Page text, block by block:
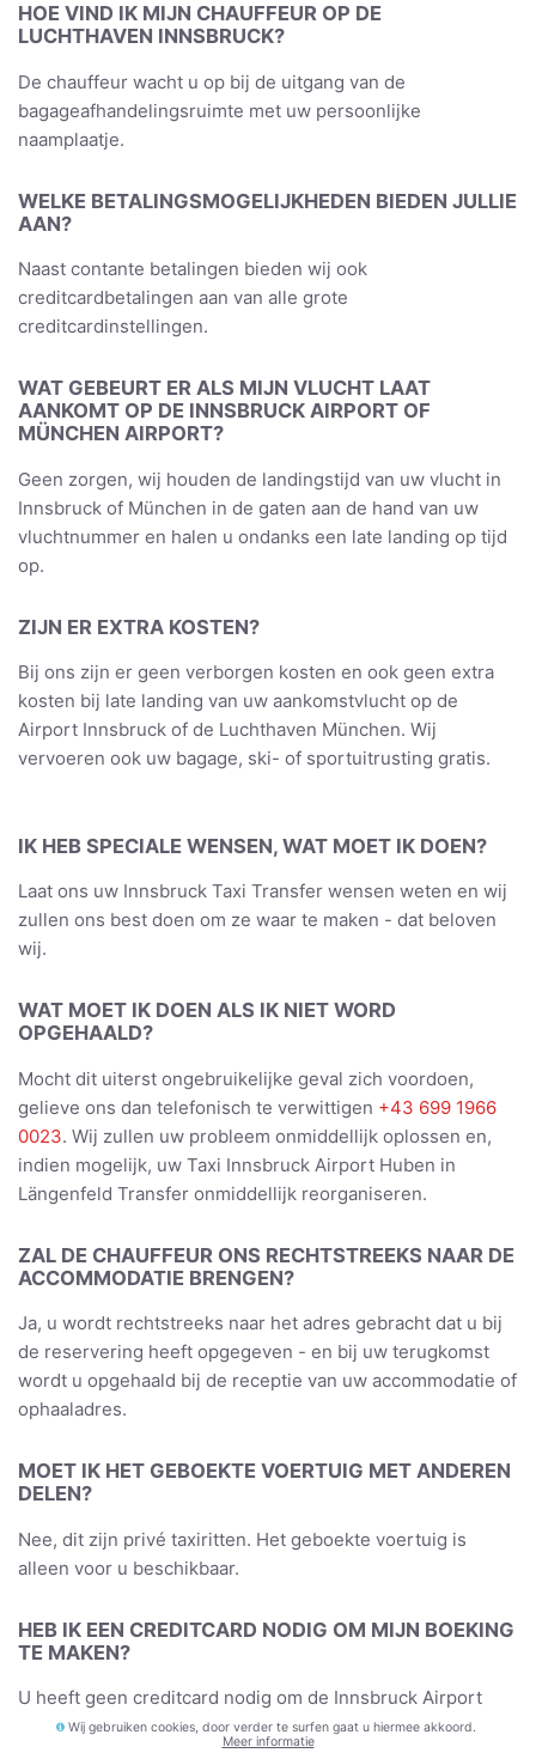
HOE VIND IK MIJN CHAUFFEUR OP DE
LUCHTHAVEN INNSBRUCK?
De chauffeur wacht u op bij de uitgang van de
bagageafhandelingsruimte met uw persoonlijke
naamplaatje.
WELKE BETALINGSMOGELIJKHEDEN BIEDEN JULLIE
AAN?
Naast contante betalingen bieden wij ook
creditcardbetalingen aan van alle grote
creditcardinstellingen.
WAT GEBEURT ER ALS MIJN VLUCHT LAAT
AANKOMT OP DE INNSBRUCK AIRPORT OF
MÜNCHEN AIRPORT?
Geen zorgen, wij houden de landingstijd van uw vlucht in
Innsbruck of München in de gaten aan de hand van uw
vluchtnummer en halen u ondanks een late landing op tijd
op.
ZIJN ER EXTRA KOSTEN?
Bij ons zijn er geen verborgen kosten en ook geen extra
kosten bij late landing van uw aankomstvlucht op de
Airport Innsbruck of de Luchthaven München. Wij
vervoeren ook uw bagage, ski- of sportuitrusting gratis.
IK HEB SPECIALE WENSEN, WAT MOET IK DOEN?
Laat ons uw Innsbruck Taxi Transfer wensen weten en wij
zullen ons best doen om ze waar te maken - dat beloven
wij.
WAT MOET IK DOEN ALS IK NIET WORD
OPGEHAALD?
Mocht dit uiterst ongebruikelijke geval zich voordoen,
gelieve ons dan telefonisch te verwittigen +43 699 1966
0023. Wij zullen uw probleem onmiddellijk oplossen en,
indien mogelijk, uw Taxi Innsbruck Airport Huben in
Längenfeld Transfer onmiddellijk reorganiseren.
ZAL DE CHAUFFEUR ONS RECHTSTREEKS NAAR DE
ACCOMMODATIE BRENGEN?
Ja, u wordt rechtstreeks naar het adres gebracht dat u bij
de reservering heeft opgegeven - en bij uw terugkomst
wordt u opgehaald bij de receptie van uw accommodatie of
ophaaladres.
MOET IK HET GEBOEKTE VOERTUIG MET ANDEREN
DELEN?
Nee, dit zijn privé taxiritten. Het geboekte voertuig is
alleen voor u beschikbaar.
HEB IK EEN CREDITCARD NODIG OM MIJN BOEKING
TE MAKEN?
U heeft geen creditcard nodig om de Innsbruck Airport
naar Huben in Längenfeld of terug te boeken. Het
Wij gebruiken cookies, door verder te surfen gaat u hiermee akkoord.
Meer informatie